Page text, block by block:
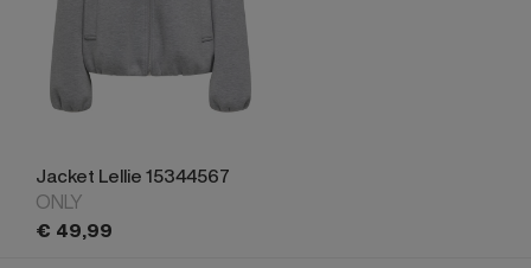
Jacket Lellie 15344567
ONLY
€ 49,99